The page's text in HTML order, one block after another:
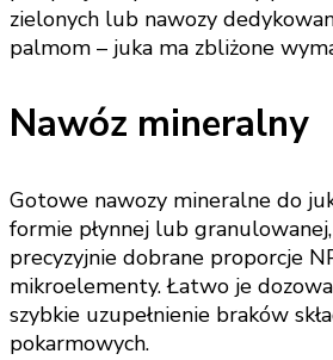
zielonych lub nawozy
palmom – juka ma zbliżone
Nawóz mineralny
Gotowe nawozy mineralne do
formie płynnej lub
precyzyjnie dobrane proporcje
mikroelementy. Łatwo je
szybkie uzupełnienie braków
pokarmowych.